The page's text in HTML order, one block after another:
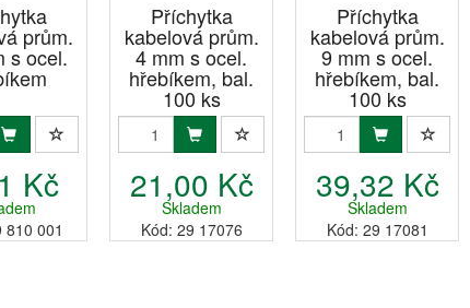
prům.
s ocel.
Kč
810 001
Příchytka
kabelová prům.
4 mm s ocel.
hřebíkem, bal.
100 ks
21,00 Kč
Skladem
Kód: 29 17076
Příchytka
kabelová prům.
9 mm s ocel.
hřebíkem, bal.
100 ks
39,32 Kč
Skladem
Kód: 29 17081